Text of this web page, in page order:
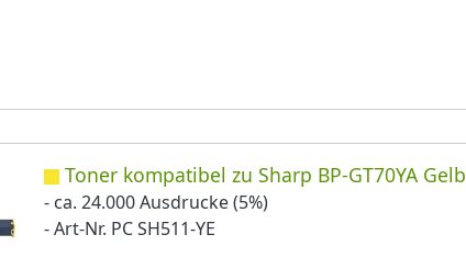
Toner kompatibel zu Sharp BP-GT70YA Gelb
- ca. 24.000 Ausdrucke (5%)
- Art-Nr. PC SH511-YE